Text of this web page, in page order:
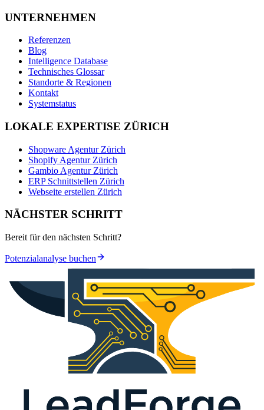
UNTERNEHMEN
Referenzen
Blog
Intelligence Database
Technisches Glossar
Standorte & Regionen
Kontakt
Systemstatus
LOKALE EXPERTISE ZÜRICH
Shopware Agentur Zürich
Shopify Agentur Zürich
Gambio Agentur Zürich
ERP Schnittstellen Zürich
Webseite erstellen Zürich
NÄCHSTER SCHRITT
Bereit für den nächsten Schritt?
Potenzialanalyse buchen